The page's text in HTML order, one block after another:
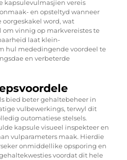
kapsulevulmasjien vereis
en opsteltyd wanneer
word, wat
om vinnig op markvereistes te
laat klein-
hul mededingende voordeel te
en verbeterde
bied beter gehaltebeheer in
vulbewerkings, terwyl dit
outomatiese stelsels.
kapsule visueel inspekteer en
vulparameters maak. Hierdie
onmiddellike opsporing en
voordat dit hele